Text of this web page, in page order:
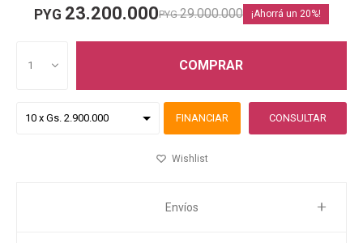
PYG 23.200.000PYG 29.000.000 20
1 COMPRAR
FINANCIAR CONSULTAR
Envíos